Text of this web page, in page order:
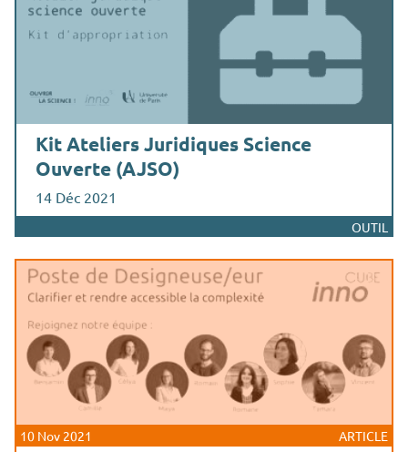
Kit Ateliers Juridiques Science
Ouverte (AJSO)
14 Déc 2021
OUTIL
10 Nov 2021 ARTICLE